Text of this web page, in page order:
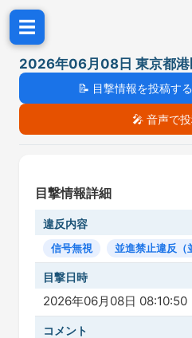
☰
2026年06月08日 東京都港
📝 目撃情報を投稿する
🎤 音声で
目撃情報詳細
違反内容
信号無視 並進禁止違反（
目撃日時
2026年06月08日 08:10:50
コメント